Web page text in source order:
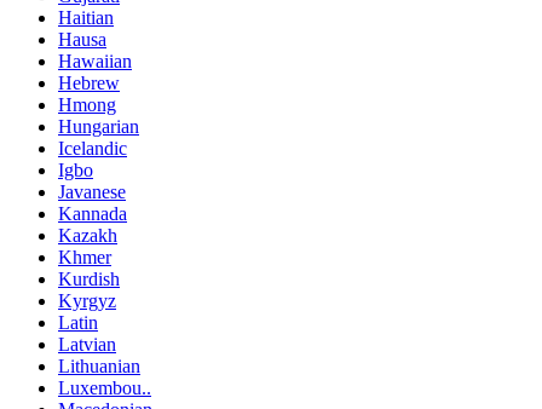
Haitian
Hausa
Hawaiian
Hebrew
Hmong
Hungarian
Icelandic
Igbo
Javanese
Kannada
Kazakh
Khmer
Kurdish
Kyrgyz
Latin
Latvian
Lithuanian
Luxembou..